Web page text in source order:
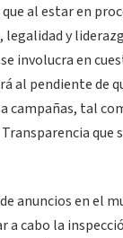
al estar en
y
involucra en
al pendiente de
campañas, tal
que
anuncios en el
a cabo la